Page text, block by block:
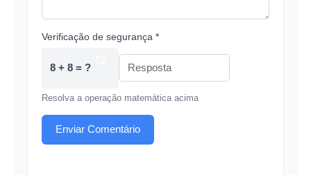
Verificação de segurança *
8 + 8 = ?
Resolva a operação matemática acima
Enviar Comentário